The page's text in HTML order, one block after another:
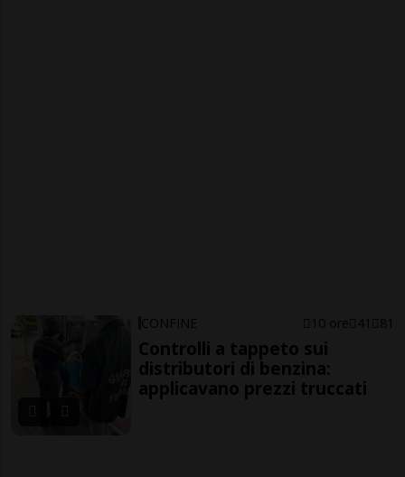
CONFINE 10 ore 41 81
Controlli a tappeto sui
distributori di benzina:
applicavano prezzi truccati